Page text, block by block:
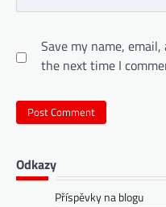
Save my name,
the next time I
Odkazy
Příspěvky na blogu